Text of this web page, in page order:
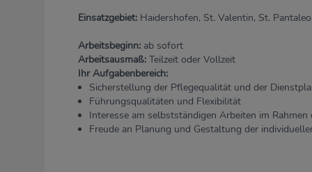
Einsatzgebiet: Haidershofen, St. Valentin, St.
Arbeitsbeginn: ab sofort
Arbeitsausmaß: Teilzeit oder Vollzeit
Ihr Aufgabenbereich:
Sicherstellung der Pflegequalität und der
Führungsqualitäten und Flexibilität
Interesse am selbstständigen Arbeiten im
Freude an Planung und Gestaltung der